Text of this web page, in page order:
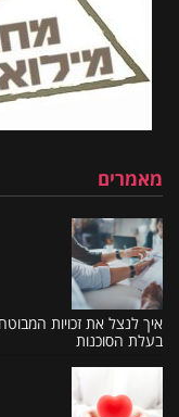
מאמרים
איך לנצל את זכויות
בעלת הסוכנות